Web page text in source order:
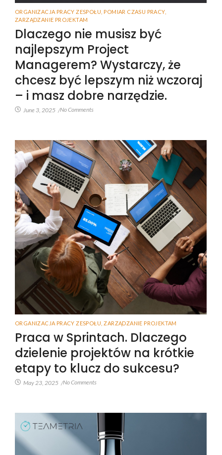
ORGANIZACJA PRACY ZESPOŁU POMIAR CZASU PRACY,
ZARZĄDZANIE PROJEKTAM
Dlaczego nie musisz być
najlepszym Project
Managerem? Wystarczy, że
chcesz być lepszym niż wczoraj
– i masz dobre narzędzie.
June 3, 2025 /No Comments
ORGANIZACJA PRACY ZESPOŁU ZARZĄDZANIE PROJEKTAM
Praca w Sprintach. Dlaczego
dzielenie projektów na krótkie
etapy to klucz do sukcesu?
May 23, 2025 /No Comments